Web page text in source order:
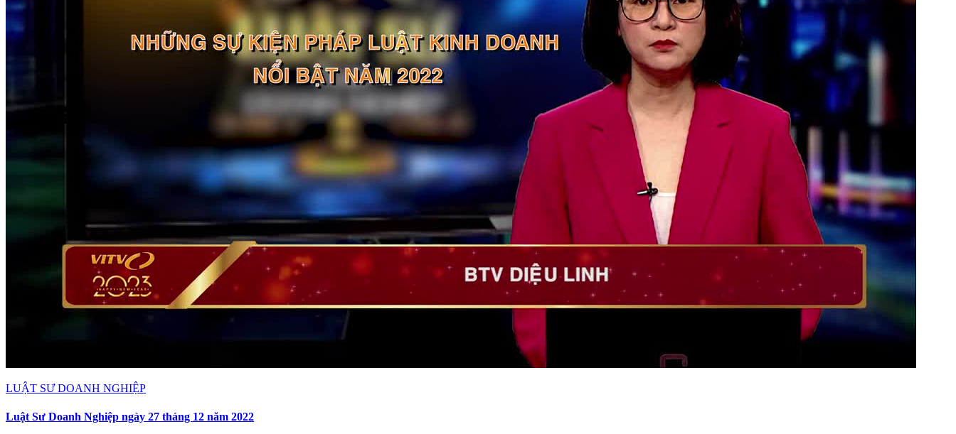
LUẬT SƯ DOANH NGHIỆP
Luật Sư Doanh Nghiệp ngày 27 tháng 12 năm 2022